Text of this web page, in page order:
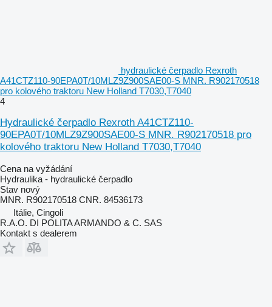
hydraulické čerpadlo Rexroth
A41CTZ110-90EPA0T/10MLZ9Z900SAE00-S MNR. R902170518
pro kolového traktoru New Holland T7030,T7040
4
Hydraulické čerpadlo Rexroth A41CTZ110-
90EPA0T/10MLZ9Z900SAE00-S MNR. R902170518 pro
kolového traktoru New Holland T7030,T7040
Cena na vyžádání
Hydraulika - hydraulické čerpadlo
Stav nový
MNR. R902170518 CNR. 84536173
Itálie, Cingoli
R.A.O. DI POLITA ARMANDO & C. SAS
Kontakt s dealerem